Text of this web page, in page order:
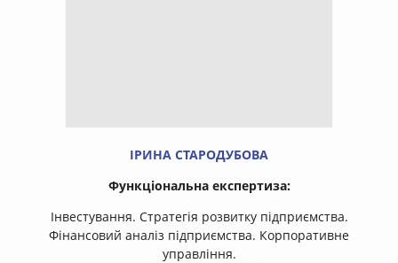
ІРИНА СТАРОДУБОВА
Функціональна експертиза:
Інвестування. Стратегія розвитку підприємства.
Фінансовий аналіз підприємства. Корпоративне
управління.